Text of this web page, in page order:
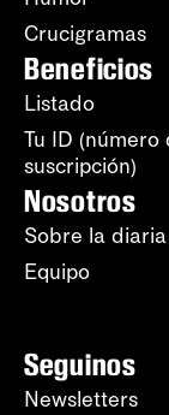
Crucigramas
Beneficios
Listado
Tu ID (número
suscripción)
Nosotros
Sobre la diaria
Equipo
Seguinos
Newsletters